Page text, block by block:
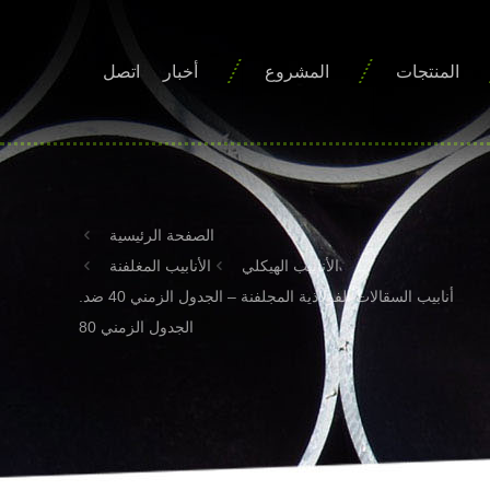
المنتجات المشروع أخبار اتصل
الصفحة الرئيسية
الأنابيب الهيكلي
الأنابيب المغلفنة
أنابيب السقالات الفولاذية المجلفنة – الجدول الزمني 40 ضد.
الجدول الزمني 80